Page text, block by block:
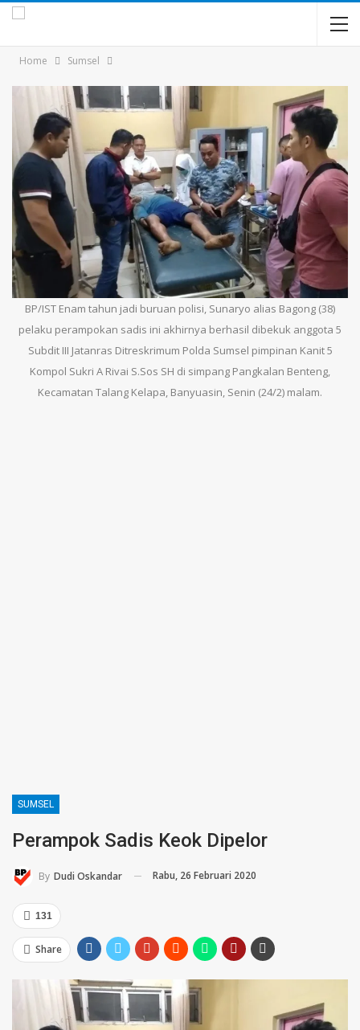
Home Sumsel
BP/IST Enam tahun jadi buruan polisi, Sunaryo alias Bagong (38)
pelaku perampokan sadis ini akhirnya berhasil dibekuk anggota 5
Subdit III Jatanras Ditreskrimum Polda Sumsel pimpinan Kanit 5
Kompol Sukri A Rivai S.Sos SH di simpang Pangkalan Benteng,
Kecamatan Talang Kelapa, Banyuasin, Senin (24/2) malam.
SUMSEL
Perampok Sadis Keok Dipelor
By Dudi Oskandar Rabu, 26 Februari 2020
131
Share